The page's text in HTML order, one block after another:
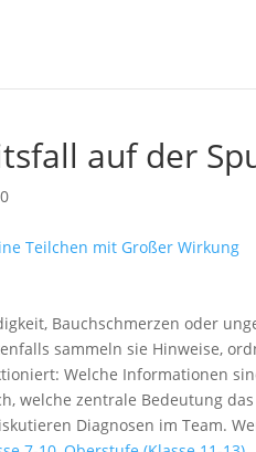
auf der
Teilchen mit Großer Wirkung
Bauchschmerzen oder
sammeln sie Hinweise,
Welche Informationen
welche zentrale Bedeutung
Diagnosen im Team.